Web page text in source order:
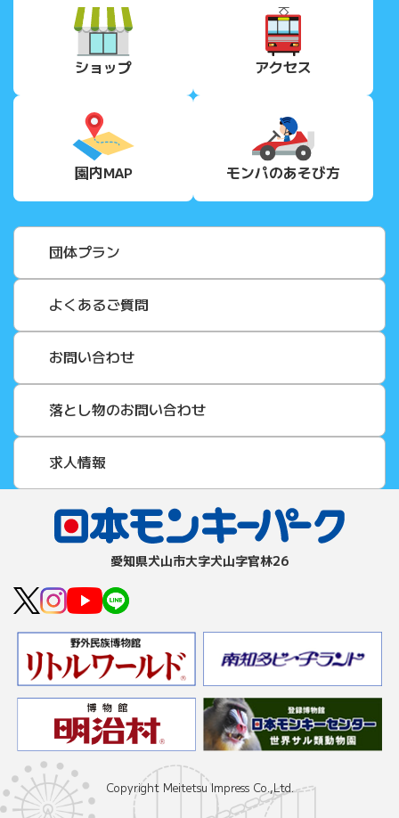
ショップ アクセス
園内MAP モンパのあそび方
団体プラン
よくあるご質問
お問い合わせ
落とし物のお問い合わせ
求人情報
愛知県⽝⼭市⼤字⽝⼭字官林26
Copyright Meitetsu Impress Co.,Ltd.